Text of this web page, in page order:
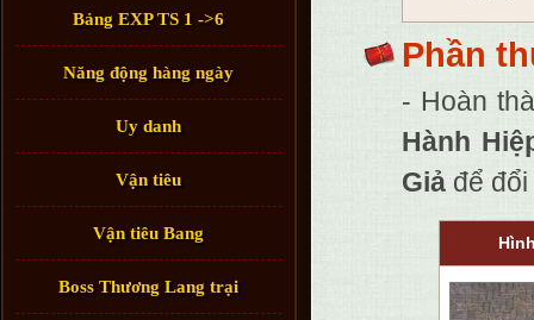
Bảng EXP TS 1 ->6
Năng động hàng ngày
Uy danh
Vận tiêu
Vận tiêu Bang
Boss Thương Lang trại
Phần
- Hoàn
Hành
Giả để